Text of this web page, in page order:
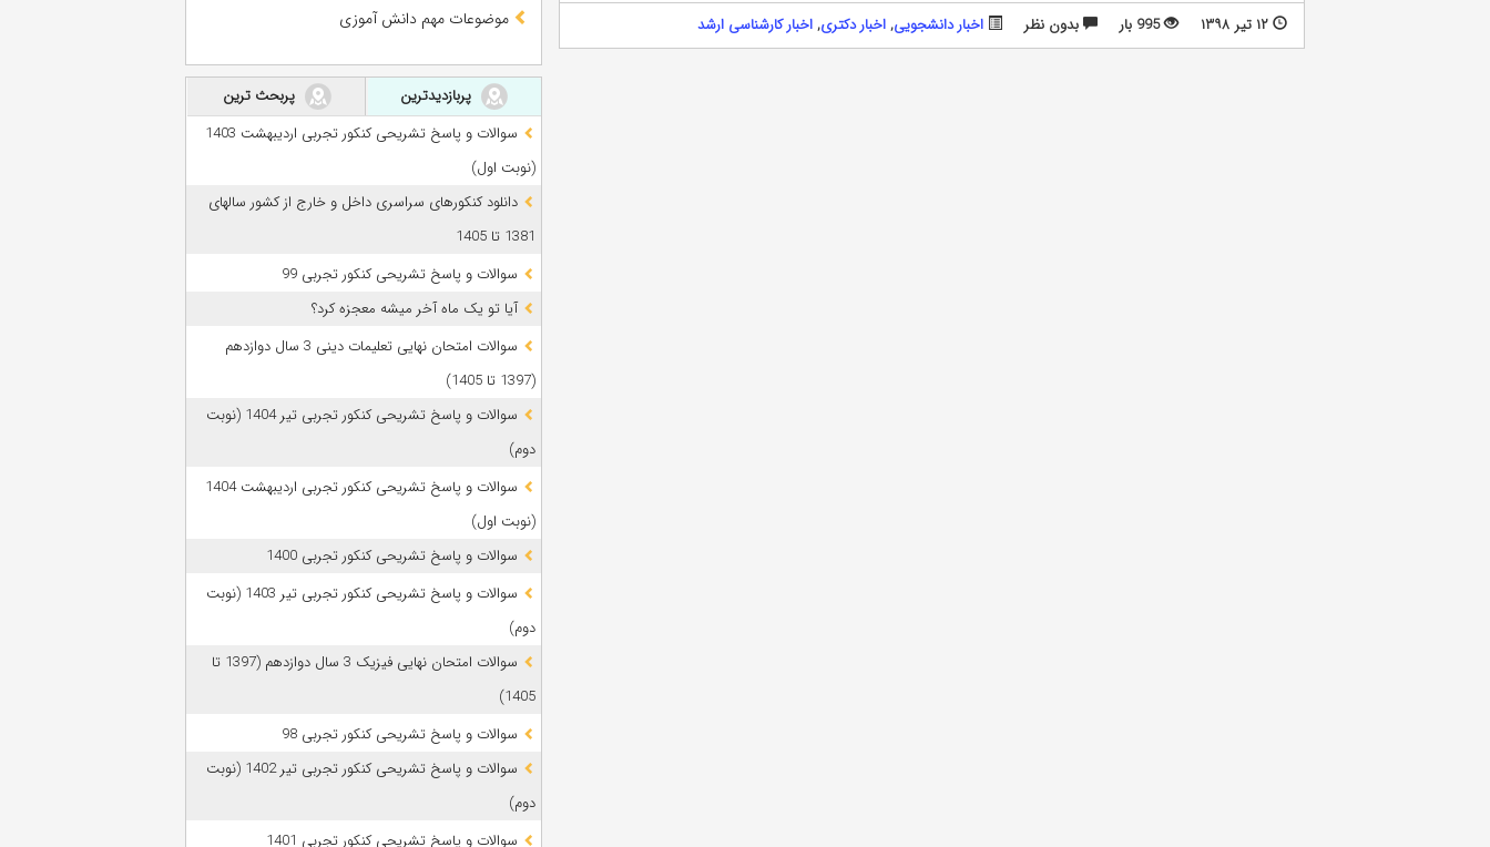
۱۲ تیر ۱۳۹۸ 995 بار بدون نظر اخبار دانشجویی,اخبار دکتری,اخبار کارشناسی ارشد
موضوعات مهم دانش آموزی
پربازدیدترین
پربحث ترین
سوالات و پاسخ تشریحی کنکور تجربی اردیبهشت 1403
(نوبت اول)
دانلود کنکورهای سراسری داخل و خارج از کشور سالهای
1381 تا 1405
سوالات و پاسخ تشریحی کنکور تجربی 99
آیا تو یک ماه آخر میشه معجزه کرد؟
سوالات امتحان نهایی تعلیمات دینی 3 سال دوازدهم
(1397 تا 1405)
سوالات و پاسخ تشریحی کنکور تجربی تیر 1404 (نوبت
دوم)
سوالات و پاسخ تشریحی کنکور تجربی اردیبهشت 1404
(نوبت اول)
سوالات و پاسخ تشریحی کنکور تجربی 1400
سوالات و پاسخ تشریحی کنکور تجربی تیر 1403 (نوبت
دوم)
سوالات امتحان نهایی فیزیک 3 سال دوازدهم (1397 تا
1405)
سوالات و پاسخ تشریحی کنکور تجربی 98
سوالات و پاسخ تشریحی کنکور تجربی تیر 1402 (نوبت
دوم)
سوالات و پاسخ تشریحی کنکور تجربی 1401